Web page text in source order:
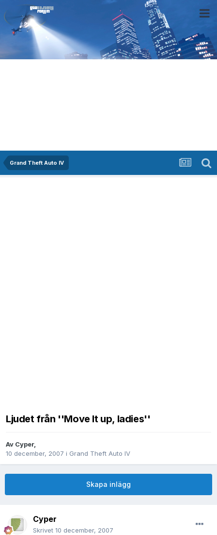
Grand Theft Auto IV
Ljudet från ''Move It up, ladies''
Av Cyper,
10 december, 2007 i Grand Theft Auto IV
Skapa inlägg
Cyper
Skrivet 10 december, 2007